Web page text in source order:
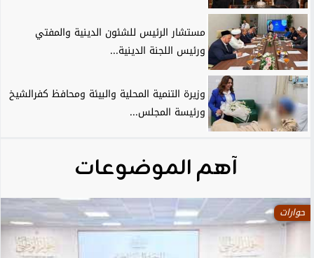
مستشار الرئيس للشئون الدينية والمفتي
ورئيس اللجنة الدينية...
وزيرة التنمية المحلية والبيئة ومحافظ كفرالشيخ
ورئيسة المجلس...
آهم الموضوعات
حوارات